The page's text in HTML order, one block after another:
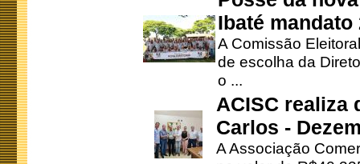
Ibaté mandato
A Comissão
de escolha da
o ...
ACISC realiza
Carlos -
A Associação